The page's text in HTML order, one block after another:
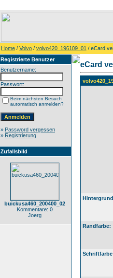
Home / Volvo / volvo420_196109_01 / eCard
Registrierte Benutzer
Benutzername:
Passwort:
Beim nächsten Besuch
automatisch anmelden?
» Password vergessen
» Registrierung
Zufallsbild
buickusa460_200400_02
Kommentare: 0
Joerg
eCard
Randfarbe: